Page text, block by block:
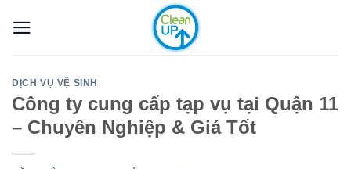
qua
DỊCH VỤ VỆ SINH
Công ty cung cấp tạp vụ tại Quận 11
– Chuyên Nghiệp & Giá Tốt